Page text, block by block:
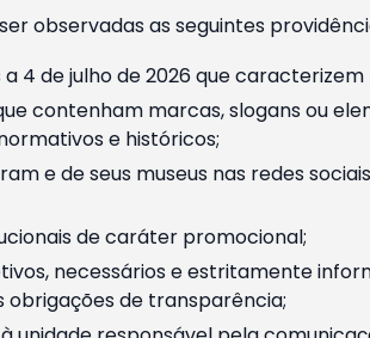
observadas as seguintes
de julho de 2026 que
contenham marcas, slogans ou
e históricos;
e de seus museus nas redes
de caráter promocional;
necessários e estritamente
de transparência;